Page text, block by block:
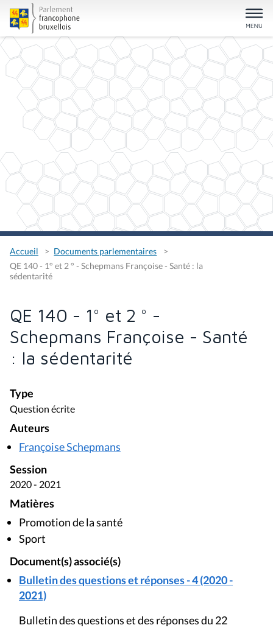
Accueil
Documents parlementaires
QE 140 - 1° et 2 ° - Schepmans Françoise - Santé : la
sédentarité
QE 140 - 1° et 2 ° -
Schepmans Françoise - Santé
: la sédentarité
Type
Question écrite
Auteurs
Françoise Schepmans
Session
2020 - 2021
Matières
Promotion de la santé
Sport
Document(s) associé(s)
Bulletin des questions et réponses - 4 (2020 -
2021)
Bulletin des questions et des réponses du 22